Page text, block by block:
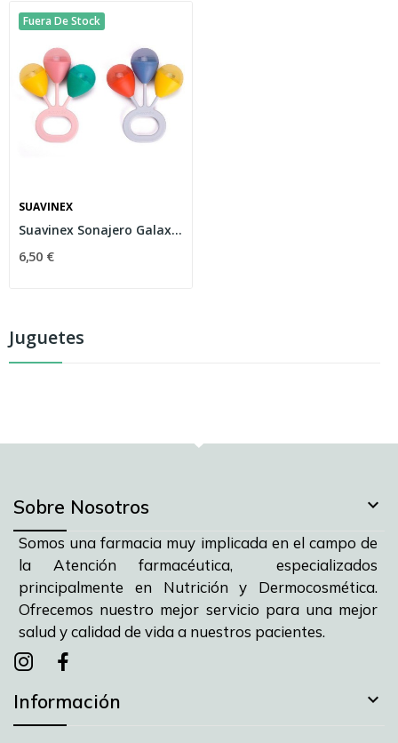
Juguetes
Fuera De Stock
SUAVINEX
Suavinex Sonajero Galaxy 3 Bolas
6,50 €
Sobre Nosotros 
Somos una farmacia muy implicada en el campo de
la Atención farmacéutica, especializados
principalmente en Nutrición y Dermocosmética.
Ofrecemos nuestro mejor servicio para una mejor
salud y calidad de vida a nuestros pacientes.
Información 